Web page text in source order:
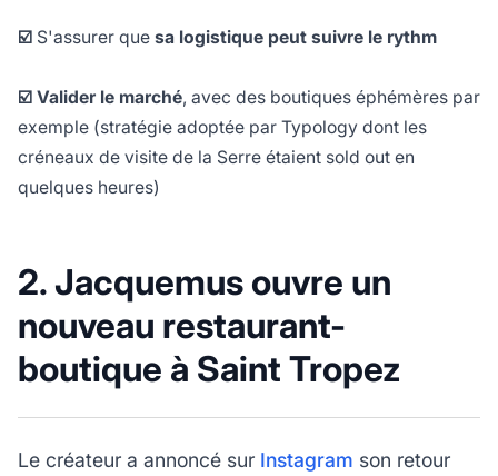
☑️ S'assurer que sa logistique peut suivre le rythm
☑️ Valider le marché, avec des boutiques éphémères par
exemple (stratégie adoptée par Typology dont les
créneaux de visite de la Serre étaient sold out en
quelques heures)
2️. Jacquemus ouvre un
nouveau restaurant-
boutique à Saint Tropez
Le créateur a annoncé sur Instagram son retour